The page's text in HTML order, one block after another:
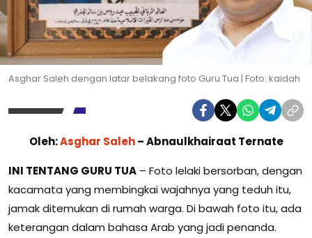
Asghar Saleh dengan latar belakang foto Guru Tua | Foto: kaidah
Oleh:Asghar Saleh– Abnaulkhairaat Ternate
INI TENTANG GURU TUA – Foto lelaki bersorban, dengan
kacamata yang membingkai wajahnya yang teduh itu,
jamak ditemukan di rumah warga. Di bawah foto itu, ada
keterangan dalam bahasa Arab yang jadi penanda.